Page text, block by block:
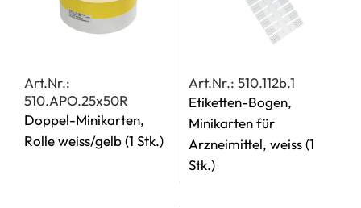
Art.Nr.:
510.APO.25x50R
Doppel-Minikarten,
Rolle weiss/gelb(1 Stk.)
Art.Nr.: 510.112b.1
Etiketten-Bogen,
Minikarten für
Arzneimittel, weiss(1
Stk.)